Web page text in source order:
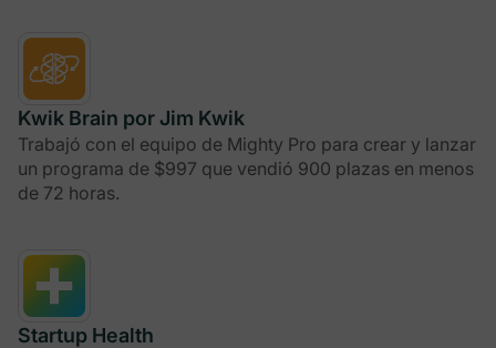
Kwik Brain por Jim Kwik
Trabajó con el equipo de Mighty Pro para crear y lanzar
un programa de $997 que vendió 900 plazas en menos
de 72 horas.
Startup Health